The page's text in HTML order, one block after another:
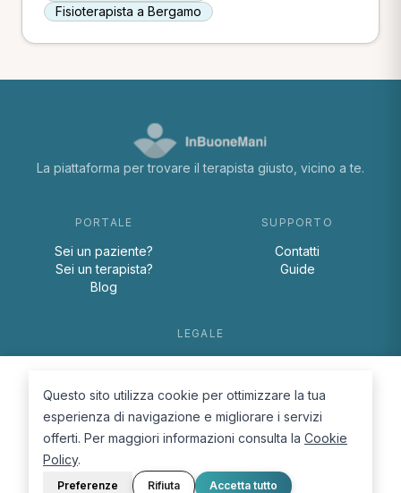
Fisioterapista a Bergamo
La piattaforma per trovare il terapista giusto, vicino a te.
PORTALE
Sei un paziente?
Sei un terapista?
Blog
SUPPORTO
Contatti
Guide
LEGALE
Cookie Policy
Questo sito utilizza cookie per ottimizzare la tua
esperienza di navigazione e migliorare i servizi
offerti. Per maggiori informazioni consulta la Cookie
Policy.
Preferenze Rifiuta Accetta tutto